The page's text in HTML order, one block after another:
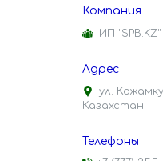
ИП "SPB.KZ"
ул.
Казахстан